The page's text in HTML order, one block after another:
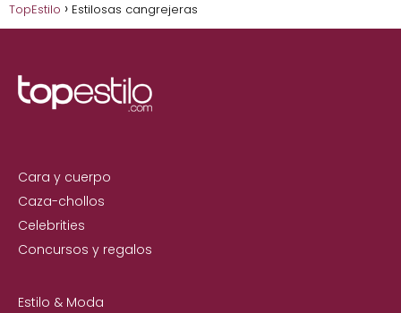
TopEstilo Estilosas cangrejeras
Cara y cuerpo
Caza-chollos
Celebrities
Concursos y regalos
Estilo & Moda